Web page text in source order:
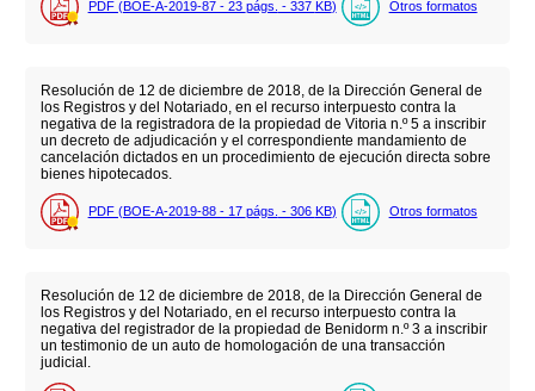
PDF (BOE-A-2019-87 - 23 págs. - 337 KB) Otros formatos
Resolución de 12 de diciembre de 2018, de la Dirección General de
los Registros y del Notariado, en el recurso interpuesto contra la
negativa de la registradora de la propiedad de Vitoria n.º 5 a inscribir
un decreto de adjudicación y el correspondiente mandamiento de
cancelación dictados en un procedimiento de ejecución directa sobre
bienes hipotecados.
PDF (BOE-A-2019-88 - 17 págs. - 306 KB) Otros formatos
Resolución de 12 de diciembre de 2018, de la Dirección General de
los Registros y del Notariado, en el recurso interpuesto contra la
negativa del registrador de la propiedad de Benidorm n.º 3 a inscribir
un testimonio de un auto de homologación de una transacción
judicial.